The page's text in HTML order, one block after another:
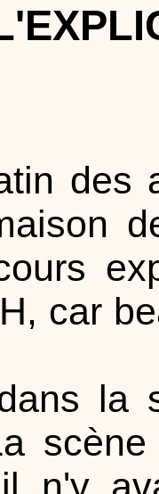
des
car
la